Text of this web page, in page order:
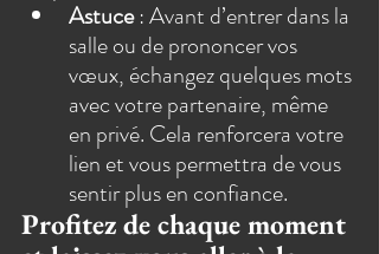
Astuce : Avant d’entrer dans la
salle ou de prononcer vos
vœux, échangez quelques mots
avec votre partenaire, même
en privé. Cela renforcera votre
lien et vous permettra de vous
sentir plus en confiance.
Profitez de chaque moment